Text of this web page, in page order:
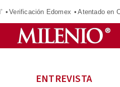
Verificación Edomex Atentado en
ENTREVISTA